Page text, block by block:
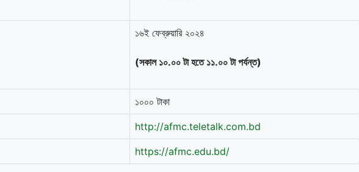
১৬ই ফেব্রুয়ারি ২০২৪
(সকাল ১০.০০ টা হতে ১১.০০ টা পর্যন্ত)
১০০০ টাকা
http://afmc.teletalk.com.bd
https://afmc.edu.bd/